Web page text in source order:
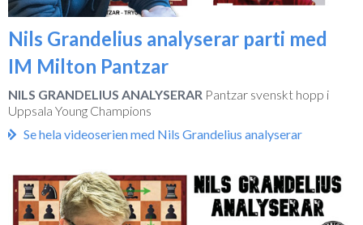
Nils Grandelius analyserar parti med
IM Milton Pantzar
NILS GRANDELIUS ANALYSERAR Pantzar svenskt hopp i
Uppsala Young Champions
Se hela videoserien med Nils Grandelius analyserar